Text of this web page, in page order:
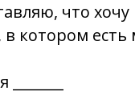
что хочу
в котором есть